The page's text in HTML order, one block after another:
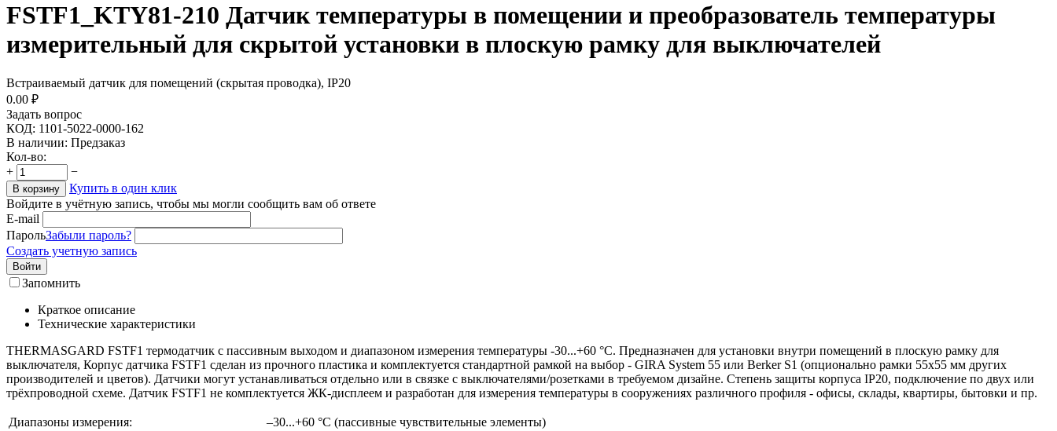
FSTF1_KTY81-210 Датчик температуры в помещении и преобразователь температуры
измерительный для скрытой установки в плоскую рамку для выключателей
Встраиваемый датчик для помещений (скрытая проводка), IP20
0.00 ₽
Задать вопрос
КОД: 1101-5022-0000-162
В наличии: Предзаказ
Кол-во:
+
−
В корзину
Купить в один клик
Войдите в учётную запись, чтобы мы могли сообщить вам об ответе
E-mail
ПарольЗабыли пароль?
Создать учетную запись
Войти
Запомнить
Краткое описание
Технические характеристики
THERMASGARD FSTF1 термодатчик с пассивным выходом и диапазоном измерения температуры -30...+60 °C. Предназначен для установки внутри помещений в плоскую рамку для
выключателя, Корпус датчика FSTF1 сделан из прочного пластика и комплектуется стандартной рамкой на выбор - GIRA System 55 или Berker S1 (опционально рамки 55x55 мм других
производителей и цветов). Датчики могут устанавливаться отдельно или в связке с выключателями/розетками в требуемом дизайне. Степень защиты корпуса IP20, подключение по двух или
трёхпроводной схеме. Датчик FSTF1 не комплектуется ЖК-дисплеем и разработан для измерения температуры в сооружениях различного профиля - офисы, склады, квартиры, бытовки и пр.
Диапазоны измерения:
–30...+60 °C (пассивные чувствительные элементы)